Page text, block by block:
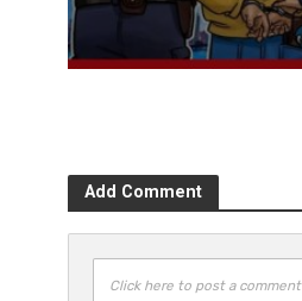
Add Comment
Click here to post a comment